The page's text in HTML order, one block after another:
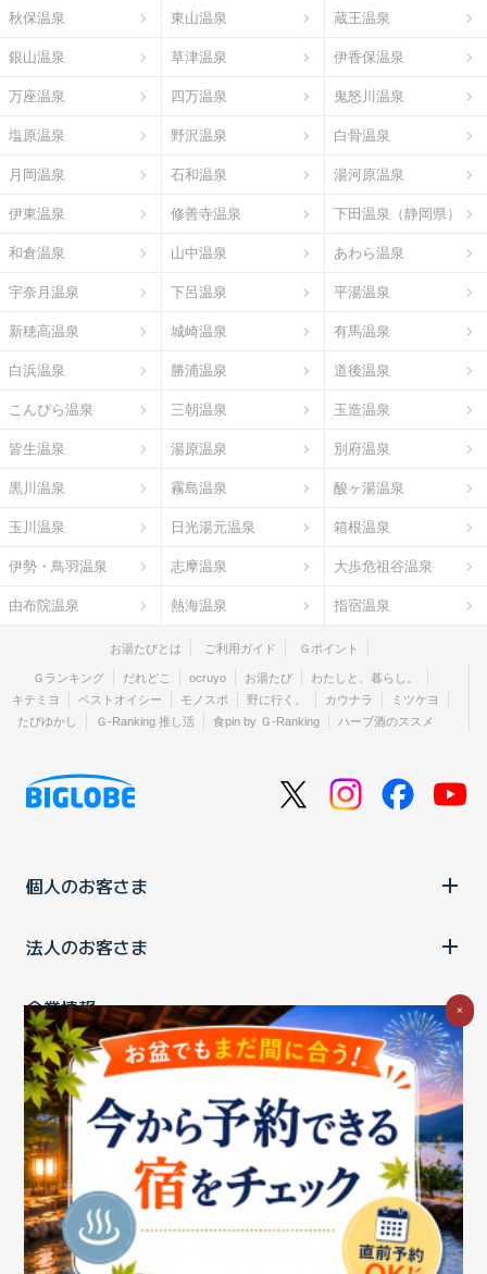
秋保温泉 東山温泉 蔵王温泉
銀山温泉 草津温泉 伊香保温泉
万座温泉 四万温泉 鬼怒川温泉
塩原温泉 野沢温泉 白骨温泉
月岡温泉 石和温泉 湯河原温泉
伊東温泉 修善寺温泉 下田温泉（静岡県）
和倉温泉 山中温泉 あわら温泉
宇奈月温泉 下呂温泉 平湯温泉
新穂高温泉 城崎温泉 有馬温泉
白浜温泉 勝浦温泉 道後温泉
こんぴら温泉 三朝温泉 玉造温泉
皆生温泉 湯原温泉 別府温泉
黒川温泉 霧島温泉 酸ヶ湯温泉
玉川温泉 日光湯元温泉 箱根温泉
伊勢・鳥羽温泉 志摩温泉 大歩危祖谷温泉
由布院温泉 熱海温泉 指宿温泉
お湯たびとは ご利用ガイド Ｇポイント
Ｇランキング だれどこ ocruyo お湯たび
わたしと、暮らし。
キテミヨ
ベストオイシー モノスポ 野に行く。 カウナラ
ミツケヨ
たびゆかし
Ｇ-Ranking 推し活 食pin by Ｇ-Ranking ハーブ酒のススメ
個人のお客さま
法人のお客さま
企業情報
ご利用中の方
お問い合わせ消費税の表示 ウェブアクセシビリティの取り組み
個人情報保護ポリシープライバシーポータル
Cookieポリシー
特定商取引法に基づく表記情報セキュリティ基本方針
商標についてBIGLOBEトップ
×